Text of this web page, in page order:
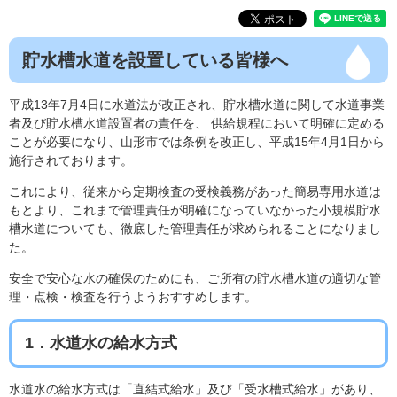
貯水槽水道を設置している皆様へ
平成13年7月4日に水道法が改正され、貯水槽水道に関して水道事業
者及び貯水槽水道設置者の責任を、 供給規程において明確に定める
ことが必要になり、山形市では条例を改正し、平成15年4月1日から
施行されております。
これにより、従来から定期検査の受検義務があった簡易専用水道は
もとより、これまで管理責任が明確になっていなかった小規模貯水
槽水道についても、徹底した管理責任が求められることになりまし
た。
安全で安心な水の確保のためにも、ご所有の貯水槽水道の適切な管
理・点検・検査を行うようおすすめします。
1．水道水の給水方式
水道水の給水方式は「直結式給水」及び「受水槽式給水」があり、